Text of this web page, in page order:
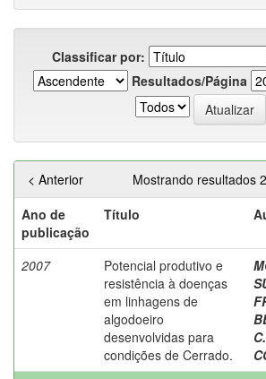
Classificar por:
Resultados/Página
Mostrando resultados
< Anterior
Ano de
publicação
Título
2007
Potencial produtivo e
resistência à doenças
em linhagens de
algodoeiro
desenvolvidas para
condições de Cerrado.